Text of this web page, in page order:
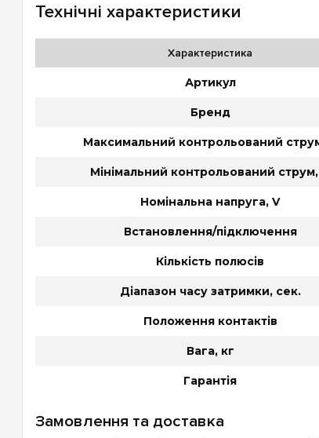
Технічні характеристики
Характеристика
Артикул
Бренд
Максимальний контрольований
Мінімальний контрольований
Номінальна напруга, V
Встановлення/підключення
Кількість полюсів
Діапазон часу затримки, сек.
Положення контактів
Вага, кг
Гарантія
Замовлення та доставка